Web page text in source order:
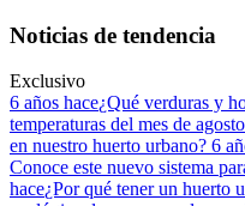
Saltar
contenido
Noticias de tendencia
Exclusivo
6 años hace¿Qué verduras y
temperaturas del mes de
en nuestro huerto urbano? 6
Conoce este nuevo sistema
hace¿Por qué tener un huerto